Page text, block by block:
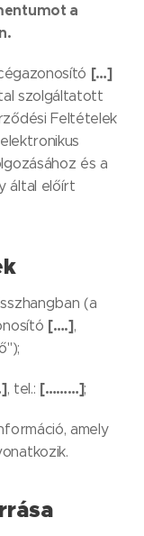
a
[…]
szolgáltatott
Feltételek
és a
által előírt
(a
[….],
, tel.: [………];
amely